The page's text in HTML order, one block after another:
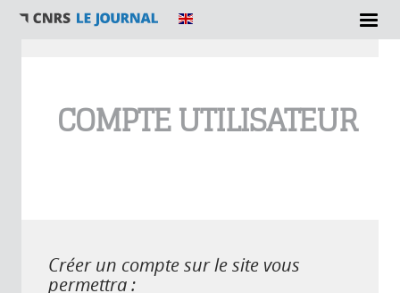
COMPTE UTILISATEUR
Créer un compte sur le site vous
permettra :